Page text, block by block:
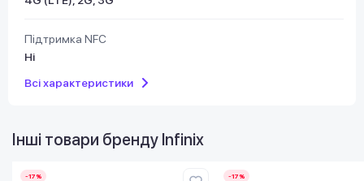
Підтримка NFC
Ні
Всі характеристики
Інші товари бренду Infinix
-17% -17%